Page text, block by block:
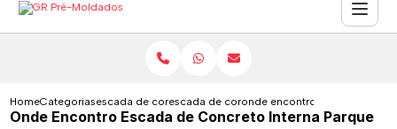
HomeCategoriasescada de concretoescada de concreto internaonde encontro escada de
Onde Encontro Escada de Concreto Interna Parque